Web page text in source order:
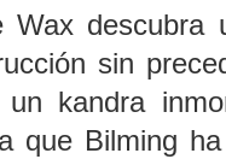
Wax
sin
kandra
que Bilming